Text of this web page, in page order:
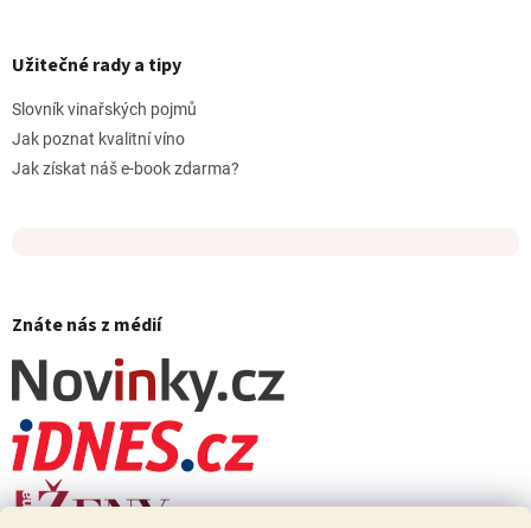
Užitečné rady a tipy
Slovník vinařských pojmů
Jak poznat kvalitní víno
Jak získat náš e-book zdarma?
Znáte nás z médií